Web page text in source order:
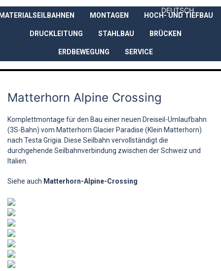
DEUTSCH
UNTERNEHMEN
LEISTUNGEN
MONTAGEN HOCH- UND TIEFBAU
DRUCKLEITUNG STAHLBAU BRÜCKEN
ERDBEWEGUNG SERVICE
Matterhorn Alpine Crossing
Komplettmontage für den Bau einer neuen Dreiseil-Umlaufbahn
(3S-Bahn) vom Matterhorn Glacier Paradise (Klein Matterhorn)
nach Testa Grigia. Diese Seilbahn vervollständigt die
durchgehende Seilbahnverbindung zwischen der Schweiz und
Italien.
Siehe auch Matterhorn-Alpine-Crossing